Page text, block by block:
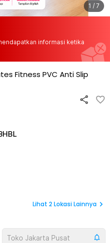
1 / 7
informasi ketika
Fitness PVC Anti Slip
Lihat 2Lokasi Lainnya
Toko Jakarta Pusat